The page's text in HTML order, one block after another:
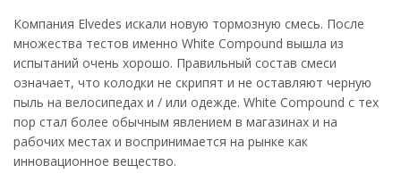
Компания Elvedes искали новую тормозную смесь. После
множества тестов именно White Compound вышла из
испытаний очень хорошо. Правильный состав смеси
означает, что колодки не скрипят и не оставляют черную
пыль на велосипедах и / или одежде. White Compound с тех
пор стал более обычным явлением в магазинах и на
рабочих местах и ​​воспринимается на рынке как
инновационное вещество.